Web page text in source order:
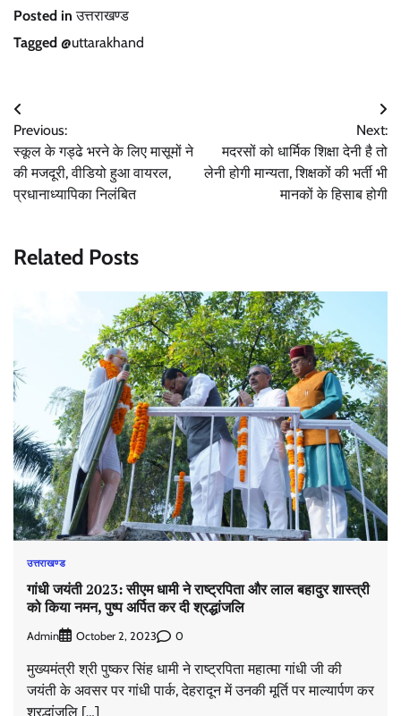
Posted inउत्तराखण्ड
Tagged @uttarakhand
Post
navigation
Previous:
स्कूल के गड्ढे भरने के लिए मासूमों ने
की मजदूरी, वीडियो हुआ वायरल,
प्रधानाध्यापिका निलंबित
Next:
मदरसों को धार्मिक शिक्षा देनी है तो
लेनी होगी मान्यता, शिक्षकों की भर्ती भी
मानकों के हिसाब होगी
Related Posts
उत्तराखण्ड
गांधी जयंती 2023: सीएम धामी ने राष्ट्रपिता और लाल बहादुर शास्त्री
को किया नमन, पुष्प अर्पित कर दी श्रद्धांजलि
Admin October 2, 2023 0
मुख्यमंत्री श्री पुष्कर सिंह धामी ने राष्ट्रपिता महात्मा गांधी जी की
जयंती के अवसर पर गांधी पार्क, देहरादून में उनकी मूर्ति पर माल्यार्पण कर
श्रद्धांजलि […]